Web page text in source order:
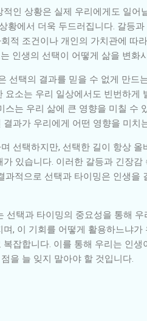
인 상황은 실제 우리에게도 일
황에서 더욱 두드러집니다. 갈등
적 조건이나 개인의 가치관에 따
인생의 선택이 어떻게 삶을 변화
선택의 결과를 믿을 수 없게 만
요소는 우리 일상에서도 빈번하
스는 우리 삶에 큰 영향을 미칠 수
과가 우리에게 어떤 영향을 미치
선택하지만, 선택한 길이 항상
있습니다. 이러한 갈등과 긴장
과적으로 선택과 타이밍은 인생
선택과 타이밍의 중요성을 통해
, 이 기회를 어떻게 활용하느냐
잡합니다. 이를 통해 우리는 인
을 늘 잊지 말아야 할 것입니다.